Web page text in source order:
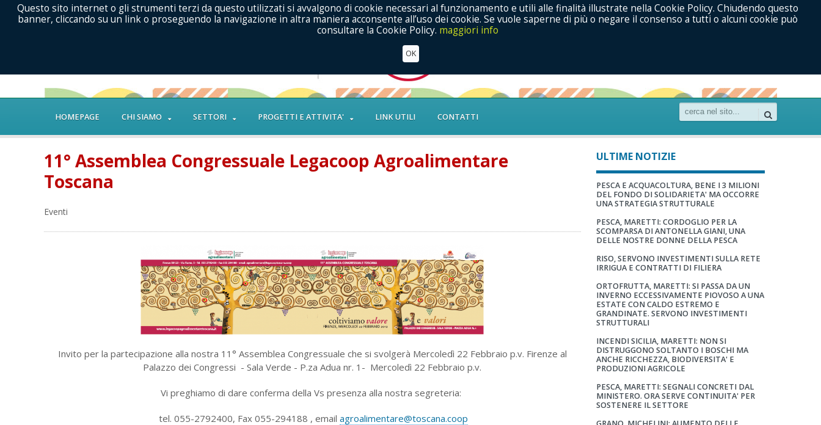
HOMEPAGE CHI SIAMO SETTORI PROGETTI E ATTIVITA' LINK UTILI CONTATTI
11° Assemblea Congressuale Legacoop Agroalimentare
Toscana
Eventi
Invito per la partecipazione alla nostra 11° Assemblea Congressuale che si svolgerà Mercoledì 22 Febbraio p.v. Firenze al
Palazzo dei Congressi - Sala Verde - P.za Adua nr. 1- Mercoledì 22 Febbraio p.v.
Vi preghiamo di dare conferma della Vs presenza alla nostra segreteria:
tel. 055-2792400, Fax 055-294188 , emailagroalimentare@toscana.coop
ULTIME NOTIZIE
PESCA E ACQUACOLTURA, BENE I 3 MILIONI
DEL FONDO DI SOLIDARIETA' MA OCCORRE
UNA STRATEGIA STRUTTURALE
PESCA, MARETTI: CORDOGLIO PER LA
SCOMPARSA DI ANTONELLA GIANI, UNA
DELLE NOSTRE DONNE DELLA PESCA
RISO, SERVONO INVESTIMENTI SULLA RETE
IRRIGUA E CONTRATTI DI FILIERA
ORTOFRUTTA, MARETTI: SI PASSA DA UN
INVERNO ECCESSIVAMENTE PIOVOSO A UNA
ESTATE CON CALDO ESTREMO E
GRANDINATE. SERVONO INVESTIMENTI
STRUTTURALI
INCENDI SICILIA, MARETTI: NON SI
DISTRUGGONO SOLTANTO I BOSCHI MA
ANCHE RICCHEZZA, BIODIVERSITA' E
PRODUZIONI AGRICOLE
PESCA, MARETTI: SEGNALI CONCRETI DAL
MINISTERO. ORA SERVE CONTINUITA' PER
SOSTENERE IL SETTORE
Questo sito internet o gli strumenti terzi da questo utilizzati si avvalgono di cookie necessari al funzionamento e utili alle finalità illustrate nella Cookie Policy. Chiudendo questo
banner, cliccando su un link o proseguendo la navigazione in altra maniera acconsente all’uso dei cookie. Se vuole saperne di più o negare il consenso a tutti o alcuni cookie può
consultare la Cookie Policy. maggiori info
OK